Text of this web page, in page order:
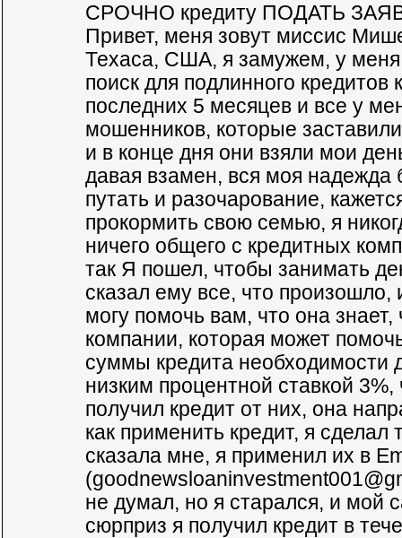
СРОЧНО кредиту ПОДАТЬ
Привет, меня зовут миссис
Техаса, США, я замужем, у меня
поиск для подлинного кредитов
последних 5 месяцев и все у
мошенников, которые
и в конце дня они взяли мои
давая взамен, вся моя надежда
путать и разочарование,
прокормить свою семью, я
ничего общего с кредитных
так Я пошел, чтобы занимать
сказал ему все, что произошло,
могу помочь вам, что она знает,
компании, которая может
суммы кредита необходимости
низким процентной ставкой 3%,
получил кредит от них, она
как применить кредит, я сделал
сказала мне, я применил их в
(
не думал, но я старался, и мой
сюрприз я получил кредит в